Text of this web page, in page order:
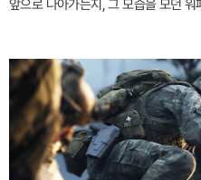
앞으로 나아가는지, 그 모습을 모던